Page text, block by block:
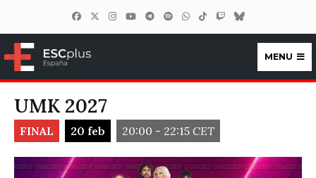
ESCplus España
MENU
UMK 2027
FINAL 20 feb 20:00 - 22:15 CET